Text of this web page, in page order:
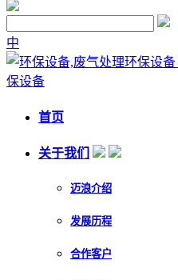
中
首页
关于我们
迈浪介绍
发展历程
合作客户